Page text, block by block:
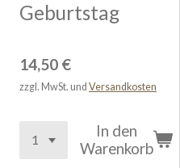
Geburtstag
14,50 €
zzgl. MwSt. und Versandkosten
In den
Warenkorb